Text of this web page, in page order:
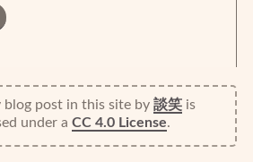
blog post in this siteby 談笑is
under a CC 4.0 License.